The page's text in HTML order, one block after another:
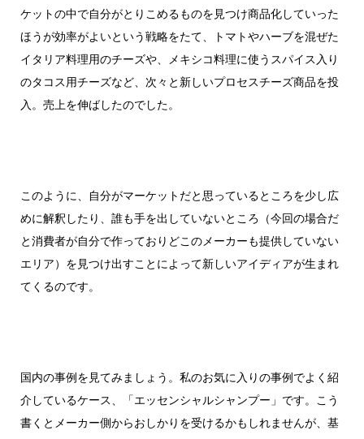
ケットの中で自分がとりこめるものを見つけ商品化していった
ほうが効率がよいという戦略をたて、トマトやハーブを混ぜた
イタリア料理用のチーズや、メキシコ料理に使うスパイス入り
のタコス用チーズなど、次々と新しいプロセスチーズ商品を投
入。売上を伸ばしたのでした。
このように、自分がマーケットだと思っているところを少し広
めに解釈したり、誰も手を出していないところ（今回の場合だ
と消費者が自分で作っておりどこのメーカーも提供していない
エリア）を見つけ出すことによって新しいアイディアが生まれ
てくるのです。
国内の事例を見てみましょう。私のお気に入りの事例でよく紹
介しているケース、「エッセンシャルシャンプー」です。こう
書くとメーカー側からおしかりを受けるかもしれませんが、基